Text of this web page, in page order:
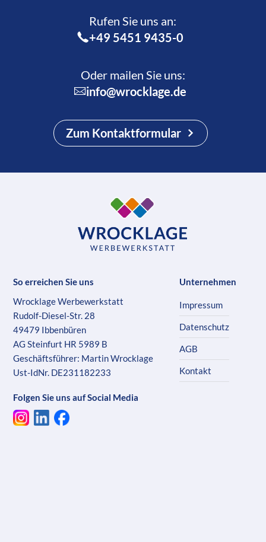
Rufen Sie uns an:­
+49 5451 9435-0
Oder mailen Sie uns:
info@wrocklage.de
Zum Kontaktformular
So erreichen Sie uns
Wrocklage Werbewerkstatt
Rudolf-Diesel-Str. 28
49479 Ibbenbüren
AG Steinfurt HR 5989 B
Geschäftsführer: Martin Wrocklage
Ust-IdNr. DE231182233
Folgen Sie uns auf Social Media
Unternehmen
Impressum
Datenschutz
AGB
Kontakt